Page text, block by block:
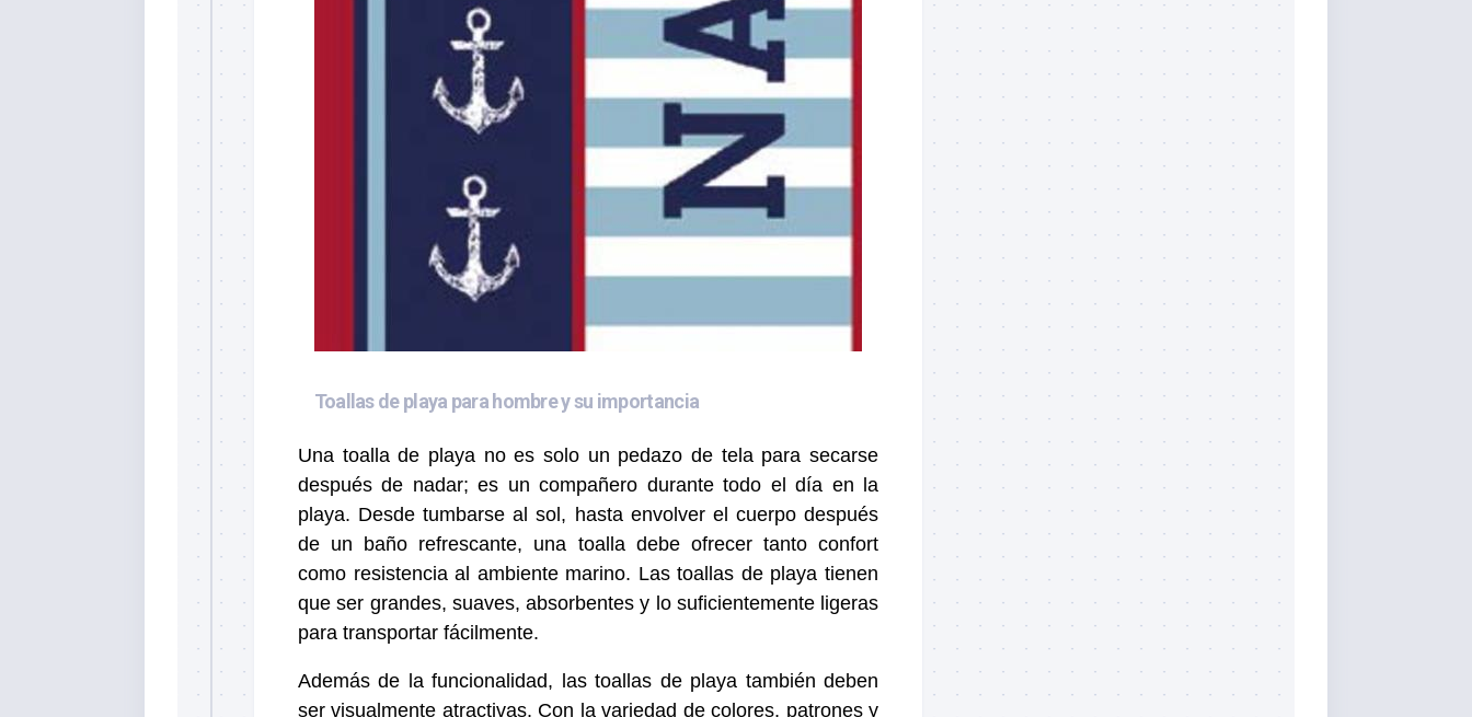
Toallas de playa para hombre y su importancia
Una toalla de playa no es solo un pedazo de tela para secarse
después de nadar; es un compañero durante todo el día en la
playa. Desde tumbarse al sol, hasta envolver el cuerpo después
de un baño refrescante, una toalla debe ofrecer tanto confort
como resistencia al ambiente marino. Las toallas de playa tienen
que ser grandes, suaves, absorbentes y lo suficientemente ligeras
para transportar fácilmente.
Además de la funcionalidad, las toallas de playa también deben
ser visualmente atractivas. Con la variedad de colores, patrones y